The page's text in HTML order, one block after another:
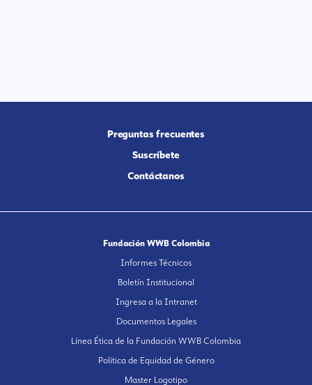
Preguntas frecuentes
Suscríbete
Contáctanos
Fundación WWB Colombia
Informes Técnicos
Boletín Institucional
Ingresa a la Intranet
Documentos Legales
Línea Ética de la Fundación WWB Colombia
Política de Equidad de Género
Master Logotipo